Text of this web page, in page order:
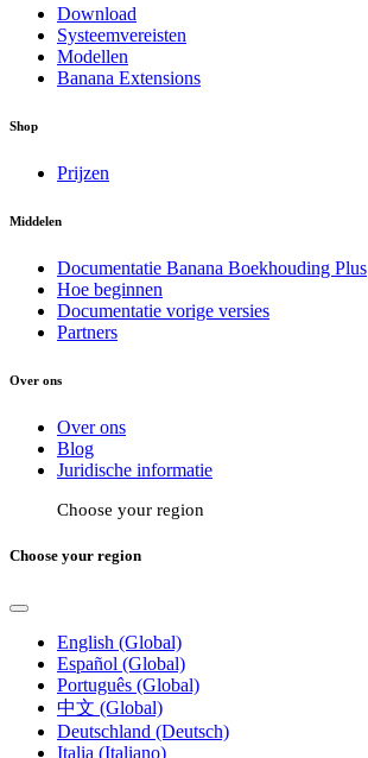
Download
Systeemvereisten
Modellen
Banana Extensions
Shop
Prijzen
Middelen
Documentatie Banana Boekhouding Plus
Hoe beginnen
Documentatie vorige versies
Partners
Over ons
Over ons
Blog
Juridische informatie
Choose your region
Choose your region
English (Global)
Español (Global)
Português (Global)
中文 (Global)
Deutschland (Deutsch)
Italia (Italiano)